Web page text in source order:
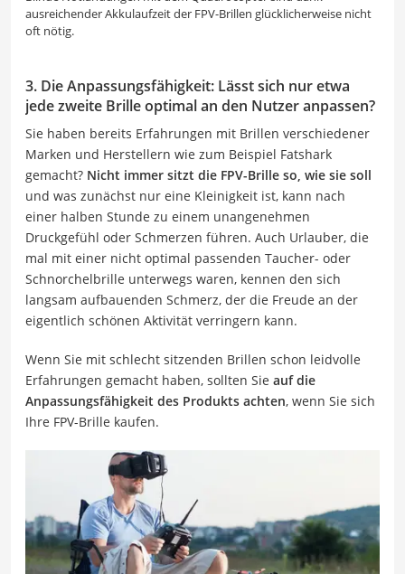
ausreichender Akkulaufzeit der FPV-Brillen glücklicherweise nicht
oft nötig.
3. Die Anpassungsfähigkeit: Lässt sich nur etwa
jede zweite Brille optimal an den Nutzer anpassen?
Sie haben bereits Erfahrungen mit Brillen verschiedener
Marken und Herstellern wie zum Beispiel Fatshark
gemacht? Nicht immer sitzt die FPV-Brille so, wie sie soll
und was zunächst nur eine Kleinigkeit ist, kann nach
einer halben Stunde zu einem unangenehmen
Druckgefühl oder Schmerzen führen. Auch Urlauber, die
mal mit einer nicht optimal passenden Taucher- oder
Schnorchelbrille unterwegs waren, kennen den sich
langsam aufbauenden Schmerz, der die Freude an der
eigentlich schönen Aktivität verringern kann.
Wenn Sie mit schlecht sitzenden Brillen schon leidvolle
Erfahrungen gemacht haben, sollten Sie auf die
Anpassungsfähigkeit des Produkts achten, wenn Sie sich
Ihre FPV-Brille kaufen.